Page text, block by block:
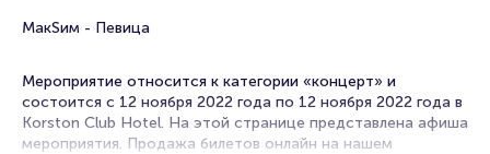
МакSим - Певица
Мероприятие относится к категории «концерт» и
состоится с 12 ноября 2022 года по 12 ноября 2022 года в
Korston Club Hotel. На этой странице представлена афиша
мероприятия. Продажа билетов онлайн на нашем